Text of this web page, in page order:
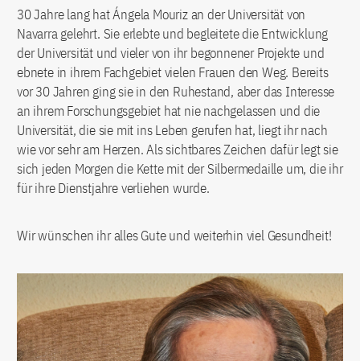
30 Jahre lang hat Ángela Mouriz an der Universität von
Navarra gelehrt. Sie erlebte und begleitete die Entwicklung
der Universität und vieler von ihr begonnener Projekte und
ebnete in ihrem Fachgebiet vielen Frauen den Weg. Bereits
vor 30 Jahren ging sie in den Ruhestand, aber das Interesse
an ihrem Forschungsgebiet hat nie nachgelassen und die
Universität, die sie mit ins Leben gerufen hat, liegt ihr nach
wie vor sehr am Herzen. Als sichtbares Zeichen dafür legt sie
sich jeden Morgen die Kette mit der Silbermedaille um, die ihr
für ihre Dienstjahre verliehen wurde.
Wir wünschen ihr alles Gute und weiterhin viel Gesundheit!